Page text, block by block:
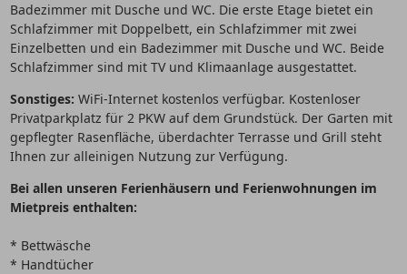
Badezimmer mit Dusche und WC. Die erste Etage bietet ein
Schlafzimmer mit Doppelbett, ein Schlafzimmer mit zwei
Einzelbetten und ein Badezimmer mit Dusche und WC. Beide
Schlafzimmer sind mit TV und Klimaanlage ausgestattet.
Sonstiges: WiFi-Internet kostenlos verfügbar. Kostenloser
Privatparkplatz für 2 PKW auf dem Grundstück. Der Garten mit
gepflegter Rasenfläche, überdachter Terrasse und Grill steht
Ihnen zur alleinigen Nutzung zur Verfügung.
Bei allen unseren Ferienhäusern und Ferienwohnungen im
Mietpreis enthalten:
* Bettwäsche
* Handtücher